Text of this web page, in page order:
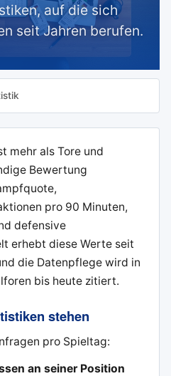
auf die sich
seit Jahren berufen.
mehr als Tore und
Bewertung
pro 90 Minuten,
defensive
erhebt diese Werte seit
die Datenpflege wird in
bis heute zitiert.
stehen
pro Spieltag:
an seiner Position